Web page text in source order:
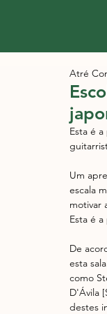
Atré
Esta é
Um
escala
motivar
Esta é
De
esta
como
D'Ávila
destes